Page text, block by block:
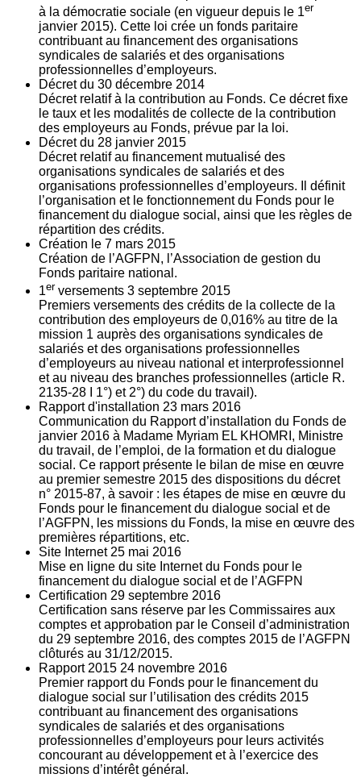
à la démocratie sociale (en vigueur depuis le 1er
janvier 2015). Cette loi crée un fonds paritaire
contribuant au financement des organisations
syndicales de salariés et des organisations
professionnelles d’employeurs.
Décret du 30 décembre 2014
Décret relatif à la contribution au Fonds. Ce décret fixe
le taux et les modalités de collecte de la contribution
des employeurs au Fonds, prévue par la loi.
Décret du 28 janvier 2015
Décret relatif au financement mutualisé des
organisations syndicales de salariés et des
organisations professionnelles d’employeurs. Il définit
l’organisation et le fonctionnement du Fonds pour le
financement du dialogue social, ainsi que les règles de
répartition des crédits.
Création le 7 mars 2015
Création de l’AGFPN, l’Association de gestion du
Fonds paritaire national.
1er versements 3 septembre 2015
Premiers versements des crédits de la collecte de la
contribution des employeurs de 0,016% au titre de la
mission 1 auprès des organisations syndicales de
salariés et des organisations professionnelles
d’employeurs au niveau national et interprofessionnel
et au niveau des branches professionnelles (article R.
2135‐28 I 1°) et 2°) du code du travail).
Rapport d'installation 23 mars 2016
Communication du Rapport d’installation du Fonds de
janvier 2016 à Madame Myriam EL KHOMRI, Ministre
du travail, de l’emploi, de la formation et du dialogue
social. Ce rapport présente le bilan de mise en œuvre
au premier semestre 2015 des dispositions du décret
n° 2015-87, à savoir : les étapes de mise en œuvre du
Fonds pour le financement du dialogue social et de
l’AGFPN, les missions du Fonds, la mise en œuvre des
premières répartitions, etc.
Site Internet 25 mai 2016
Mise en ligne du site Internet du Fonds pour le
financement du dialogue social et de l’AGFPN
Certification 29 septembre 2016
Certification sans réserve par les Commissaires aux
comptes et approbation par le Conseil d’administration
du 29 septembre 2016, des comptes 2015 de l’AGFPN
clôturés au 31/12/2015.
Rapport 2015 24 novembre 2016
Premier rapport du Fonds pour le financement du
dialogue social sur l’utilisation des crédits 2015
contribuant au financement des organisations
syndicales de salariés et des organisations
professionnelles d’employeurs pour leurs activités
concourant au développement et à l’exercice des
missions d’intérêt général.